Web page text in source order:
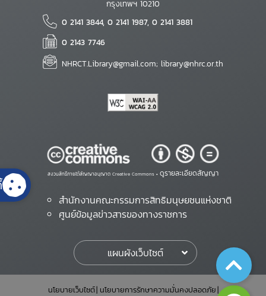
กรุงเทพฯ 10210
0 2141 3844, 0 2141 1987, 0 2141 3881
0 2143 7746
NHRCT.Library@gmail.com; library@nhrc.or.th
สงวนสิทธิ์ภายใต้สัญญาอนุญาต Creative Commons • ดูรายละเอียดสัญญา
สำนักงานคณะกรรมการสิทธิมนุษยชนแห่งชาติ
ศูนย์ข้อมูลข่าวสารของทางราชการ
แผนผังเว็บไซต์
นโยบายเว็บไซต์ นโยบายการรักษาความมั่นคงปลอดภัย